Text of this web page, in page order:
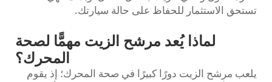
تستحق الاستثمار للحفاظ على حالة سيارتك.
لماذا يُعد مرشح الزيت مهمًّا لصحة
المحرك؟
يلعب مرشح الزيت دورًا كبيرًا في صحة المحرك؛ إذ يقوم